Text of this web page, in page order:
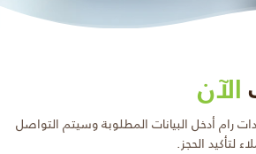
الآن
رام أدخل البيانات المطلوبة وسيتم التواصل
لتأكيد الحجز.